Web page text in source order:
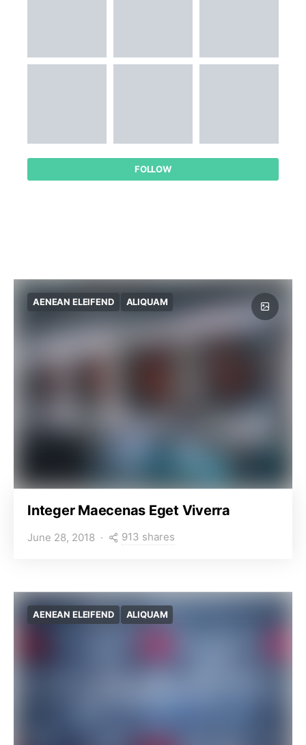
FOLLOW
AENEAN ELEIFEND ALIQUAM
Integer Maecenas Eget Viverra
June 28, 2018 913 shares
AENEAN ELEIFEND ALIQUAM